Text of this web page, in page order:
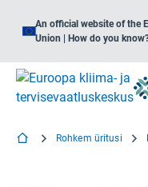
An official website of the
Union | How do you
Rohkem üritusi